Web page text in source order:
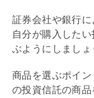
証券会社や銀行に
自分が購入した
ぶようにしましょ
商品を選ぶポイ
の投資信託の商